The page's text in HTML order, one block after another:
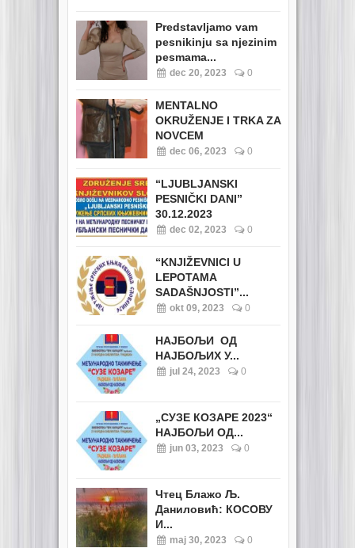
Predstavljamo vam
pesnikinju sa njezinim
pesmama...
dec 20, 2023 0
MENTALNO
OKRUŽENJE I TRKA ZA
NOVCEM
dec 06, 2023 0
“LJUBLJANSKI
PESNIČKI DANI”
30.12.2023
dec 02, 2023 0
“KNJIŽEVNICI U
LEPOTAMA
SADAŠNJOSTI”...
okt 09, 2023 0
НАЈБОЉИ ОД
НАЈБОЉИХ У...
jul 24, 2023 0
„СУЗЕ КОЗАРЕ 2023“
НАЈБОЉИ ОД...
jun 03, 2023 0
Чтец Блажо Љ.
Даниловић: КОСОВУ
И...
maj 30, 2023 0